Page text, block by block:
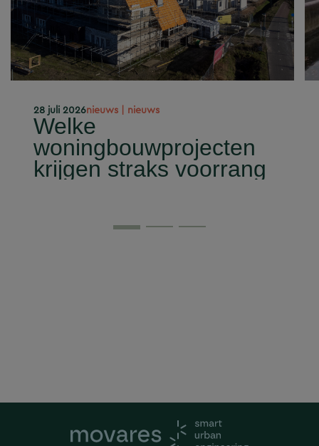
28 juli 2026nieuws | nieuws
Welke
woningbouwprojecten
krijgen straks voorrang